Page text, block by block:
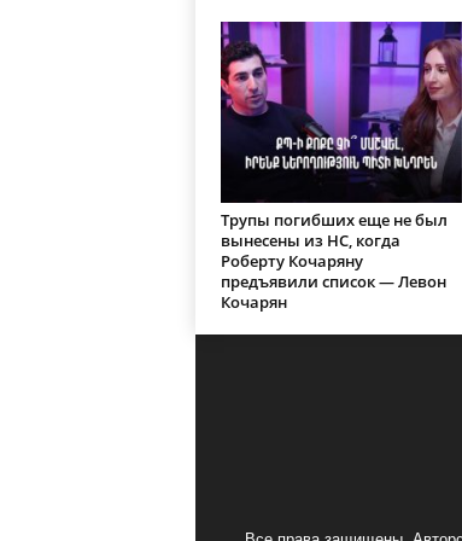
Трупы погибших еще не был
вынесены из НС, когда
Роберту Кочаряну
предъявили список — Левон
Кочарян